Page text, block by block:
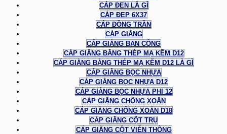
CÁP ĐEN LÀ GÌ
CÁP ĐEP 6X37
CÁP ĐỒNG TRẦN
CÁP GIẰNG
CÁP GIẰNG BAN CÔNG
CÁP GIẰNG BẰNG THÉP MẠ KẼM D12
CÁP GIẰNG BẰNG THÉP MẠ KẼM D12 LÀ GÌ
CÁP GIẰNG BỌC NHỰA
CÁP GIẰNG BỌC NHỰA D12
CÁP GIẰNG BỌC NHỰA PHI 12
CÁP GIẰNG CHỐNG XOẮN
CÁP GIẰNG CHỐNG XOẮN D18
CÁP GIẰNG CỘT TRỤ
CÁP GIẰNG CỘT VIỄN THÔNG